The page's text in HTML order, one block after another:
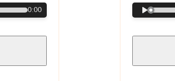
0:00